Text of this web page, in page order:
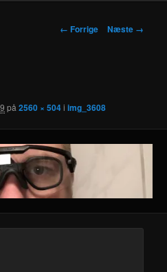
Billednavigation
← Forrige Næste →
på2560 × 504iimg_3608